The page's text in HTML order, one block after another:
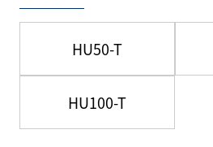
HU50-T
HU100-T